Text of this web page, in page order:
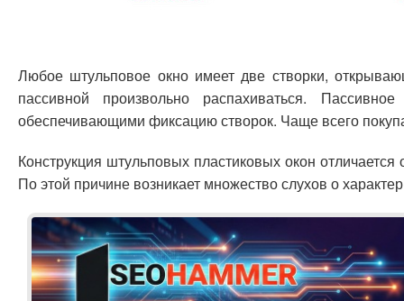
Любое штульповое окно имеет две створки,
пассивной произвольно распахиваться.
обеспечивающими фиксацию створок. Чаще всего
Конструкция штульповых пластиковых окон отличается
По этой причине возникает множество слухов о